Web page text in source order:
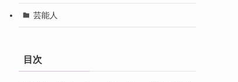
芸能人
目次